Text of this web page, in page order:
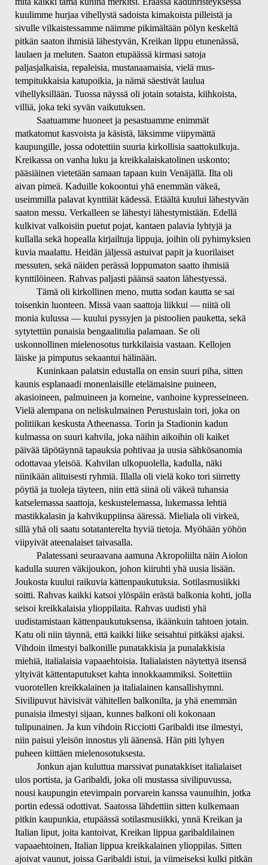
kuulimme hurjaa vihellystä sadoista kimakoista pilleistä ja
sivulle vilkaistessamme näimme pikimältään pölyn keskeltä
pitkän saaton ihmisiä lähestyvän, Kreikan lippu etunenässä,
laulaen ja meluten. Saaton etupäässä kirmasi satoja
paljasjalkaisia, repaleisia, mustanaamaisia, vielä mus-
tempitukkaisia katupoikia, ja nämä säestivät laulua
vihellyksillään. Tuossa näyssä oli jotain sotaista, kiihkoista,
villiä, joka teki syvän vaikutuksen.
Saatuamme huoneet ja pesastuamme enimmät
matkatomut kasvoista ja käsistä, läksimme viipymättä
kaupungille, jossa odotettiin suuria kirkollisia saattokulkuja.
Kreikassa on vanha luku ja kreikkalaiskatolinen uskonto;
pääsiäinen vietetään samaan tapaan kuin Venäjällä. Ilta oli
aivan pimeä. Kaduille kokoontui yhä enemmän väkeä,
useimmilla palavat kynttilät kädessä. Etäältä kuului lähestyvän
saaton messu. Verkalleen se lähestyi lähestymistään. Edellä
kulkivat valkoisiin puetut pojat, kantaen palavia lyhtyjä ja
kullalla sekä hopealla kirjailtuja lippuja, joihin oli pyhimyksien
kuvia maalattu. Heidän jäljessä astuivat papit ja kuorilaiset
messuten, sekä näiden perässä loppumaton saatto ihmisiä
kynttilöineen. Rahvas paljasti päänsä saaton lähestyessä.
Tämä oli kirkollinen meno, mutta sodan kautta se sai
toisenkin luonteen. Missä vaan saattoja liikkui — niitä oli
monia kulussa — kuului pyssyjen ja pistoolien pauketta, sekä
sytytettiin punaisia bengaalitulia palamaan. Se oli
uskonnollinen mielenosotus turkkilaisia vastaan. Kellojen
läiske ja pimputus sekaantui hälinään.
Kuninkaan palatsin edustalla on ensin suuri piha, sitten
kaunis esplanaadi monenlaisille etelämaisine puineen,
akasioineen, palmuineen ja komeine, vanhoine kypresseineen.
Vielä alempana on neliskulmainen Perustuslain tori, joka on
politiikan keskusta Atheenassa. Torin ja Stadionin kadun
kulmassa on suuri kahvila, joka näihin aikoihin oli kaiket
päivää täpötäynnä tapauksia pohtivaa ja uusia sähkösanomia
odottavaa yleisöä. Kahvilan ulkopuolella, kadulla, näki
niinikään alituisesti ryhmiä. Illalla oli vielä koko tori siirretty
pöytiä ja tuoleja täyteen, niin että siinä oli väkeä tuhansia
katselemassa saattoja, keskustelemassa, lukemassa lehtiä
mastikkalasin ja kahvikuppiinsa ääressä. Mieliala oli virkeä,
sillä yhä oli saatu sotatanterelta hyviä tietoja. Myöhään yöhön
viipyivät ateenalaiset taivasalla.
Palatessani seuraavana aamuna Akropoliilta näin Aiolon
kadulla suuren väkijoukon, johon kiiruhti yhä uusia lisään.
Joukosta kuului raikuvia kättenpaukutuksia. Sotilasmusiikki
soitti. Rahvas kaikki katsoi ylöspäin erästä balkonia kohti, jolla
seisoi kreikkalaisia ylioppilaita. Rahvas uudisti yhä
uudistamistaan kättenpaukutuksensa, ikäänkuin tahtoen jotain.
Katu oli niin täynnä, että kaikki liike seisahtui pitkäksi ajaksi.
Vihdoin ilmestyi balkonille punatakkisia ja punalakkisia
miehiä, italialaisia vapaaehtoisia. Italialaisten näytettyä itsensä
yltyivät kättentaputukset kahta innokkaammiksi. Soitettiin
vuorotellen kreikkalainen ja italialainen kansallishymni.
Sivilipuvut hävisivät vähitellen balkonilta, ja yhä enemmän
punaisia ilmestyi sijaan, kunnes balkoni oli kokonaan
tulipunainen. Ja kun vihdoin Ricciotti Garibaldi itse ilmestyi,
niin paisui yleisön innostus yli äänensä. Hän piti lyhyen
puheen kiittäen mielenosotuksesta.
Jonkun ajan kuluttua marssivat punatakkiset italialaiset
ulos portista, ja Garibaldi, joka oli mustassa sivilipuvussa,
nousi kaupungin etevimpain porvarein kanssa vaunuihin, jotka
portin edessä odottivat. Saatossa lähdettiin sitten kulkemaan
pitkin kaupunkia, etupäässä sotilasmusiikki, ynnä Kreikan ja
Italian liput, joita kantoivat, Kreikan lippua garibaldilainen
vapaaehtoinen, Italian lippua kreikkalainen ylioppilas. Sitten
ajoivat vaunut, joissa Garibaldi istui, ja viimeiseksi kulki pitkän